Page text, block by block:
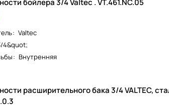
Группа безопасности бойлера 3/4 Valtec . VT.461.NC.05
: Valtec
4&quot;
: Внутренняя
расширительного бака 3/4 VALTEC,